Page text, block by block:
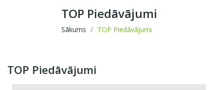
TOP Piedāvājumi
Sākums TOP Piedāvājumi
TOP Piedāvājumi